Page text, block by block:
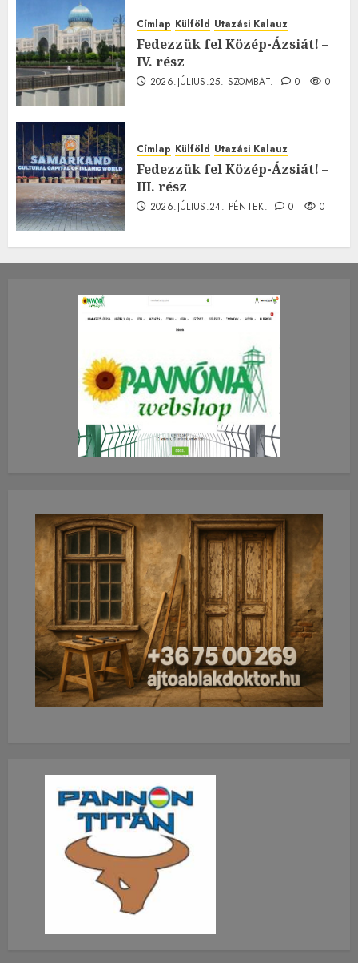
Címlap Külföld Utazási Kalauz
Fedezzük fel Közép-Ázsiát! –
IV. rész
2026.JÚLIUS.25. SZOMBAT. 0 0
Címlap Külföld Utazási Kalauz
Fedezzük fel Közép-Ázsiát! –
III. rész
2026.JÚLIUS.24. PÉNTEK. 0 0